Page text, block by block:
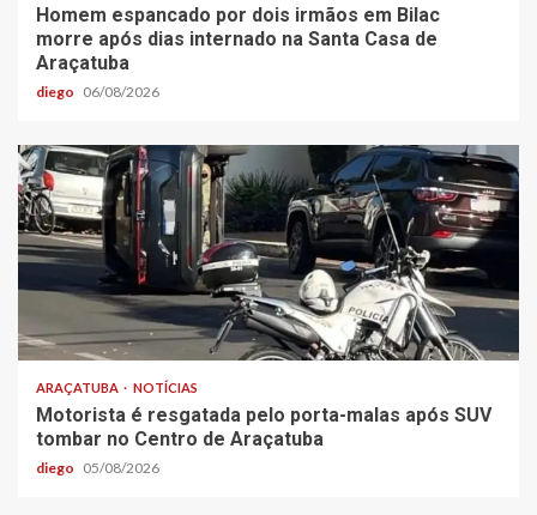
Homem espancado por dois irmãos em Bilac
morre após dias internado na Santa Casa de
Araçatuba
diego 06/08/2026
ARAÇATUBA NOTÍCIAS
Motorista é resgatada pelo porta-malas após SUV
tombar no Centro de Araçatuba
diego 05/08/2026